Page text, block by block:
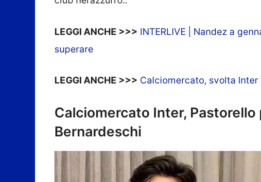
LEGGI ANCHE >>> INTERLIVE | Nandez a
superare
LEGGI ANCHE >>> Calciomercato, svolta
Calciomercato Inter,
Bernardeschi